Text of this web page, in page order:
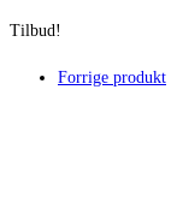
Tilbud!
Forrige produkt